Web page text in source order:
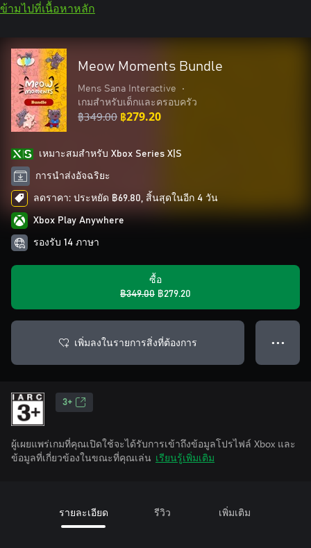
ข้ามไปที่เนื้อหาหลัก
Meow Moments Bundle
Mens Sana Interactive
•
เกมสำหรับเด็กและครอบครัว
฿349.00 ฿279.20
เหมาะสมสําหรับ Xbox Series X|S
การนำส่งอัจฉริยะ
ลดราคา: ประหยัด ฿69.80, สิ้นสุดในอีก 4 วัน
Xbox Play Anywhere
รองรับ 14 ภาษา
ซื้อ
฿349.00 ฿279.20
เพิ่มลงในรายการสิ่งที่ต้องการ ● ● ●
3+
ผู้เผยแพร่เกมที่คุณเปิดใช้จะได้รับการเข้าถึงข้อมูลโปรไฟล์ Xbox และ
ข้อมูลที่เกี่ยวข้องในขณะที่คุณเล่น เรียนรู้เพิ่มเติม
รายละเอียด รีวิว เพิ่มเติม